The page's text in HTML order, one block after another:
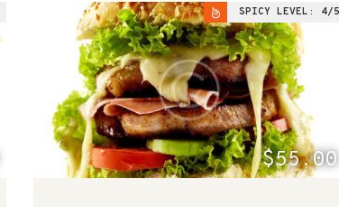
SPICY LEVEL: 4
$55.00